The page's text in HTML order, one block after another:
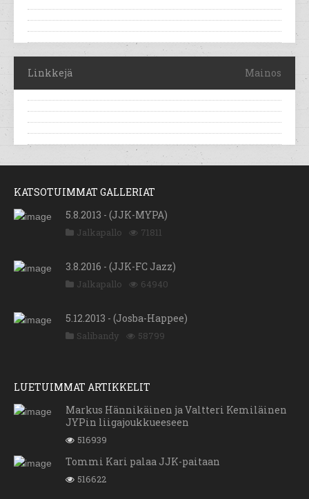
Linkkejä Mainos
KATSOTUIMMAT GALLERIAT
5.8.2013 - (JJK-MYPA)
Jalkapallo 71811
3.8.2016 - (JJK-FC Jazz)
Jalkapallo 64940
5.12.2013 - (Josba-Happee)
Salibandy 58799
LUETUIMMAT ARTIKKELIT
Markus Hännikäinen ja Valtteri Kemiläinen
JYPin liigajoukkueeseen
516939
Tommi Kari palaa JJK-paitaan
516622